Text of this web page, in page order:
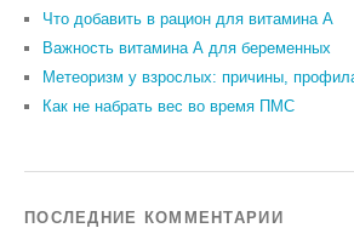
Что добавить в рацион для витамина А
Важность витамина А для беременных
Метеоризм у взрослых: причины,
Как не набрать вес во время ПМС
ПОСЛЕДНИЕ КОММЕНТАРИИ